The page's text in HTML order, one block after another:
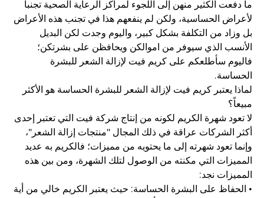
ما دفعت الكثير منهن إلى اللجوء لمراكز الرعاية الصحية تجنباً
لأعراض الحساسية، ولكن لم ينفعهم هذا في تجنب هذه الأعراض
بل وزاد من التكلفة بشكل كبير، واليوم وجدت لكن البديل
الأنسب الذي سيوفر من اموالكن ويحافظن على بشرتكن؛
فاليوم سأطلعكم على كريم فيت لإزالة الشعر للبشرة
الحساسة.
لماذا يعتبر كريم فيت لإزالة الشعر للبشرة الحساسة هو الأكثر
مبيعاً؟
لا تعود شهرة الكريم لكونه من إنتاج شركة فيت التي تعتبر إحدى
أكثر الشركات عراقة في ذلك المجال "منتجات إزالة الشعر"،
وإنما تعود شهرته إلى ما يحتويه من مميزات؛ فالكريم به عديد
المميزات التي مكنته من الوصول لتلك الشهرة، ومن بين هذه
المميزات نجد:
• الحفاظ على البشرة الحساسة: حيث يعتبر الكريم خالي من أية